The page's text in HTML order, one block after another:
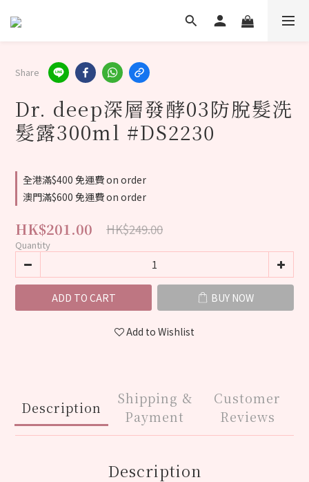
Share
Dr. deep深層發酵03防脫髮洗
髮露300ml #DS2230
全港滿$400 免運費 on order
澳門滿$600 免運費 on order
HK$201.00 HK$249.00
Quantity
ADD TO CART BUY NOW
Add to Wishlist
Description
Shipping &
Payment
Customer
Reviews
Description